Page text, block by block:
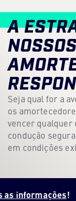
Carreira
Boletim
Língua:
A
NOSSOS
Seja qual for a
os
vencer qualquer
condução
em condições
!